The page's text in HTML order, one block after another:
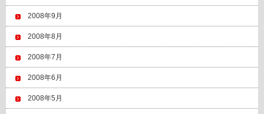
2008年9月
2008年8月
2008年7月
2008年6月
2008年5月